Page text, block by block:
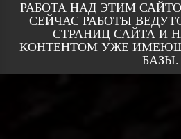
РАБОТА НАД ЭТИМ
СЕЙЧАС РАБОТЫ
СТРАНИЦ САЙТА И
КОНТЕНТОМ УЖЕ
БАЗЫ.